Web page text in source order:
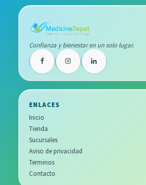
Confianza y bienestar en un solo lugar.
ENLACES
Inicio
Tienda
Sucursales
Aviso de privacidad
Terminos
Contacto